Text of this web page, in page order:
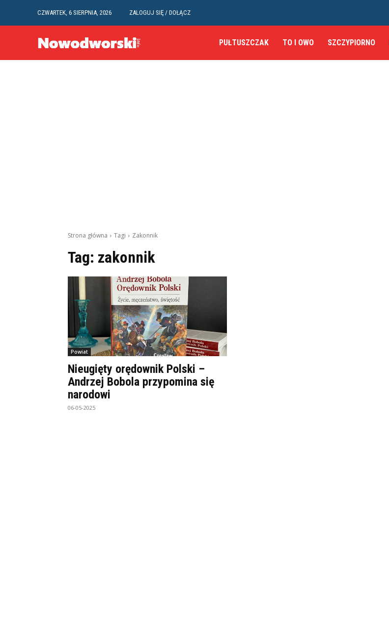
CZWARTEK, 6 SIERPNIA, 2026 ZALOGUJ SIĘ / DOŁĄCZ
PUŁTUSZCZAK TO I OWO SZCZYPIORNO
Strona główna Tagi Zakonnik
Tag: zakonnik
Powiat
Nieugięty orędownik Polski –
Andrzej Bobola przypomina się
narodowi
06-05-2025